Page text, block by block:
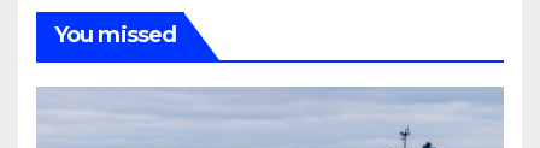
You missed